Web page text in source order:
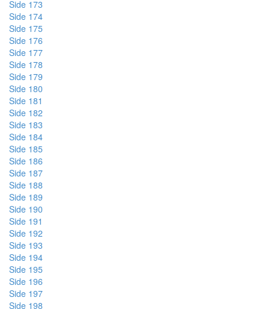
Side 173
Side 174
Side 175
Side 176
Side 177
Side 178
Side 179
Side 180
Side 181
Side 182
Side 183
Side 184
Side 185
Side 186
Side 187
Side 188
Side 189
Side 190
Side 191
Side 192
Side 193
Side 194
Side 195
Side 196
Side 197
Side 198